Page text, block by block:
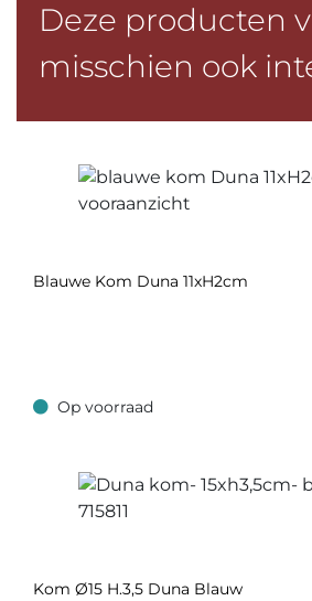
Deze producten
misschien ook
Blauwe Kom Duna 11xH2cm
Op voorraad
Op voorraad
Kom Ø15 H.3,5 Duna Blauw